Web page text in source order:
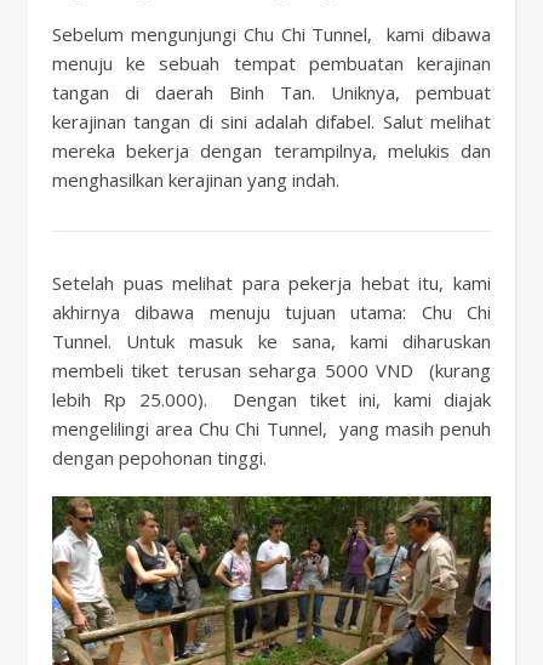
Sebelum mengunjungi Chu Chi Tunnel, kami dibawa
menuju ke sebuah tempat pembuatan kerajinan
tangan di daerah Binh Tan. Uniknya, pembuat
kerajinan tangan di sini adalah difabel. Salut melihat
mereka bekerja dengan terampilnya, melukis dan
menghasilkan kerajinan yang indah.
Setelah puas melihat para pekerja hebat itu, kami
akhirnya dibawa menuju tujuan utama: Chu Chi
Tunnel. Untuk masuk ke sana, kami diharuskan
membeli tiket terusan seharga 5000 VND (kurang
lebih Rp 25.000). Dengan tiket ini, kami diajak
mengelilingi area Chu Chi Tunnel, yang masih penuh
dengan pepohonan tinggi.